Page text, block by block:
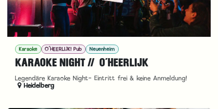
Karaoke O´HEERLIJK! Pub Neuenheim
KARAOKE NIGHT // O´HEERLIJK
Legendäre Karaoke Night- Eintritt frei & keine Anmeldung!
Heidelberg